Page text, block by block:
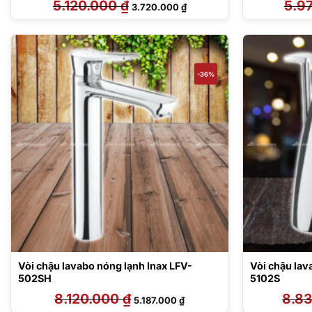
5.120.000₫ Giá
gốc
là:
3.720.000₫Giá
hiện
tại
3.720.000 ₫.
-36%
Vòi chậu lavabo nóng lạnh Inax LFV-
502SH
8.120.000₫ Giá
gốc
5.187.000₫Giá
hiện
Vòi chậu
5102S